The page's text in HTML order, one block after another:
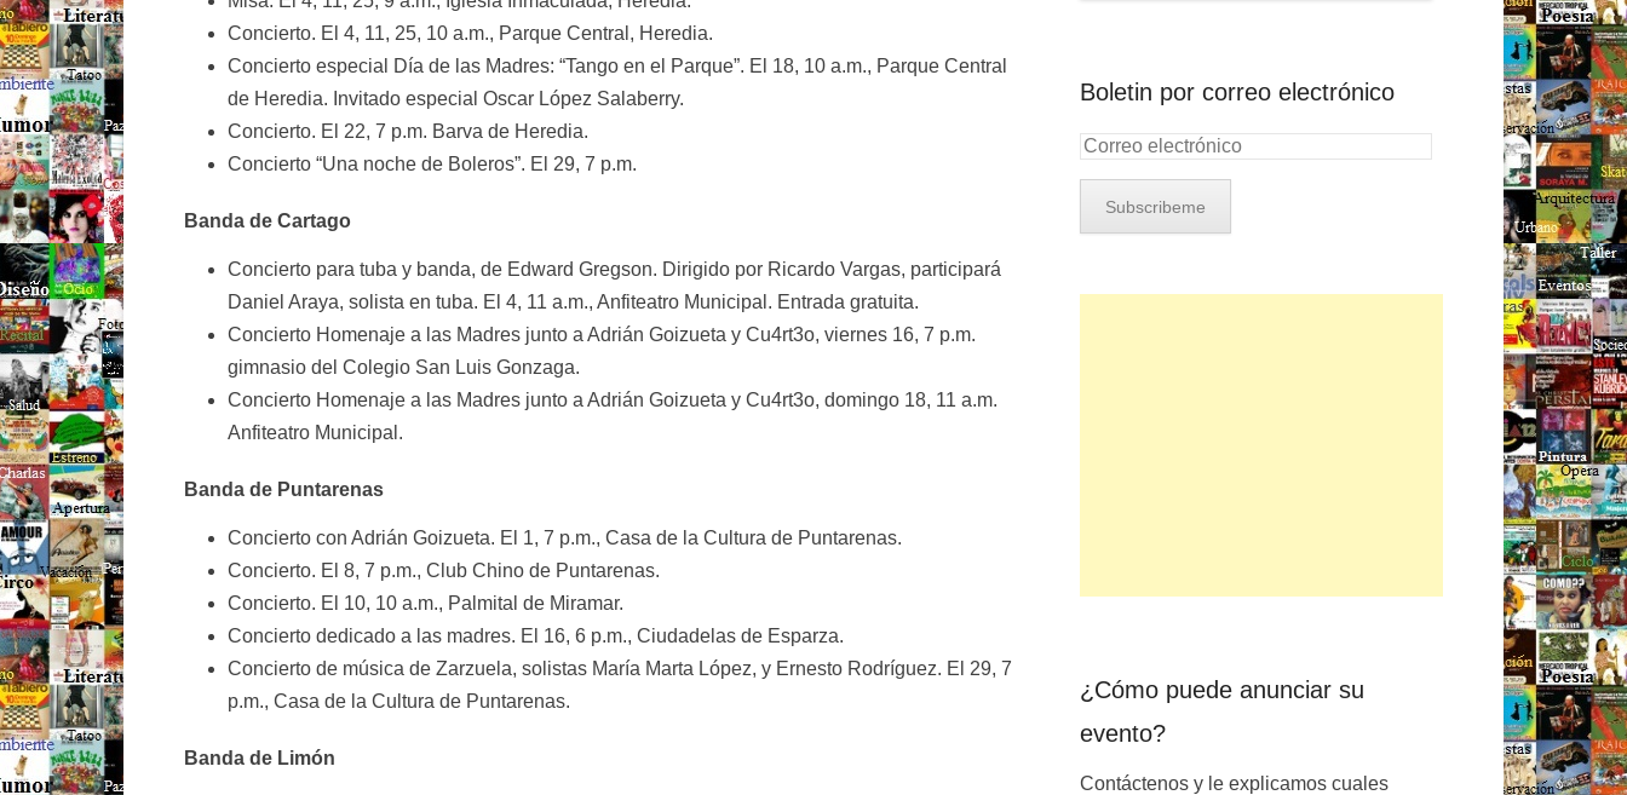
Concierto. El 4, 11, 25, 10 a.m., Parque Central, Heredia.
Concierto especial Día de las Madres: “Tango en el Parque”. El 18, 10 a.m., Parque Central
de Heredia. Invitado especial Oscar López Salaberry.
Concierto. El 22, 7 p.m. Barva de Heredia.
Concierto “Una noche de Boleros”. El 29, 7 p.m.
Banda de Cartago
Concierto para tuba y banda, de Edward Gregson. Dirigido por Ricardo Vargas, participará
Daniel Araya, solista en tuba. El 4, 11 a.m., Anfiteatro Municipal. Entrada gratuita.
Concierto Homenaje a las Madres junto a Adrián Goizueta y Cu4rt3o, viernes 16, 7 p.m.
gimnasio del Colegio San Luis Gonzaga.
Concierto Homenaje a las Madres junto a Adrián Goizueta y Cu4rt3o, domingo 18, 11 a.m.
Anfiteatro Municipal.
Banda de Puntarenas
Concierto con Adrián Goizueta. El 1, 7 p.m., Casa de la Cultura de Puntarenas.
Concierto. El 8, 7 p.m., Club Chino de Puntarenas.
Concierto. El 10, 10 a.m., Palmital de Miramar.
Concierto dedicado a las madres. El 16, 6 p.m., Ciudadelas de Esparza.
Concierto de música de Zarzuela, solistas María Marta López, y Ernesto Rodríguez. El 29, 7
p.m., Casa de la Cultura de Puntarenas.
Banda de Limón
Boletin por correo electrónico
¿Cómo puede anunciar su
evento?
Contáctenos y le explicamos cuales